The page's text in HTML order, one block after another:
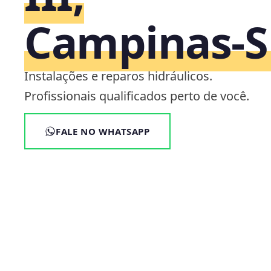
Instalações e reparos hidráulicos.
Profissionais qualificados perto de você.
FALE NO WHATSAPP